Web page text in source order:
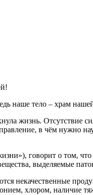
наше тело – храм
жизнь.
в чём нужно
говорит о том,
выделяемые
некачественные
хлором, наличие